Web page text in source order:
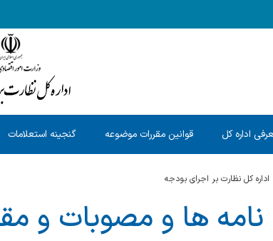
اداره کل قوانین مقررات موضوعه گنجینه استعلامات
اداره كل نظارت بر اجراي بودجه
نامه ها و مصوبات و